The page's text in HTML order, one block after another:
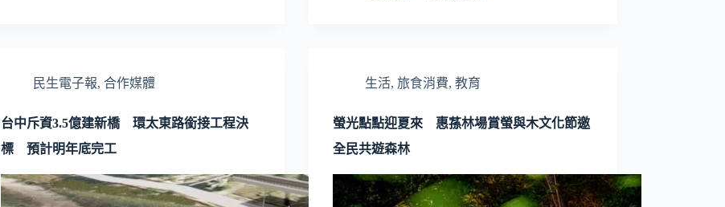
民生電子報,合作媒體
台中斥資3.5億建新橋 環太東路銜接工程決
標 預計明年底完工
生活,旅食消費,教育
螢光點點迎夏來 惠蓀林場賞螢與木文化節邀
全民共遊森林